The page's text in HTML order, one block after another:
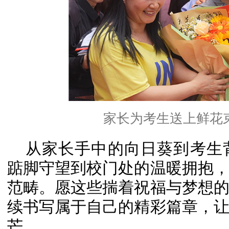
家长为考生送上鲜
从家长手中的向日葵到考
踮脚守望到校门处的温暖拥抱
范畴。愿这些揣着祝福与梦想
续书写属于自己的精彩篇章，